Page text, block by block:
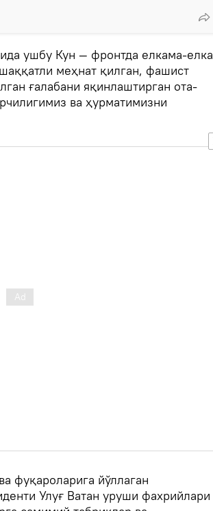
ушбу Кун — фронтда елкама-елка
меҳнат қилган, фашист
ғалабани яқинлаштирган ота-
ва ҳурматимизни
фуқароларига йўллаган
Улуғ Ватан уруши фахрийлари